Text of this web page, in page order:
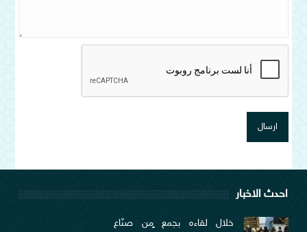
احدث الاخبار
خلال لقاءه بجمع ٍمن صنّاع